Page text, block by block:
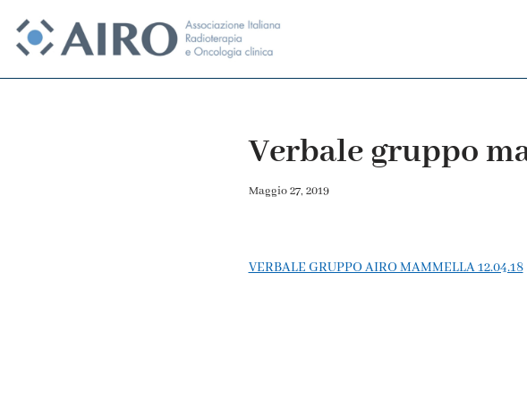
Vai
Verbale gruppo
Maggio 27, 2019
VERBALE GRUPPO AIRO MAMMELLA 12.04.18